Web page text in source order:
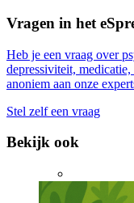
Vragen in het
Heb je een vraag over
depressiviteit,
anoniem aan onze
Stel zelf een vraag
Bekijk ook